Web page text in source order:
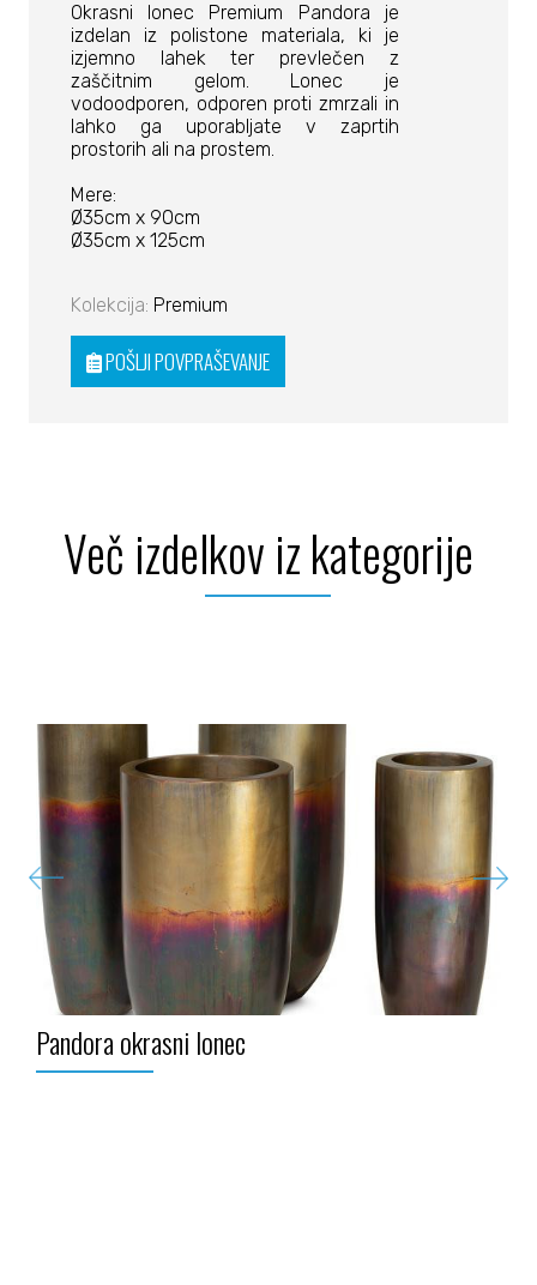
Okrasni lonec Premium Pandora je
izdelan iz polistone materiala, ki je
izjemno lahek ter prevlečen z
zaščitnim gelom. Lonec je
vodoodporen, odporen proti zmrzali in
lahko ga uporabljate v zaprtih
prostorih ali na prostem.
Mere:
Ø35cm x 90cm
Ø35cm x 125cm
Kolekcija: Premium
POŠLJI POVPRAŠEVANJE
Več izdelkov iz kategorije
Pandora okrasni lonec